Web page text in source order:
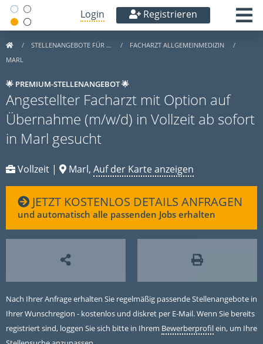
Login Registrieren
STELLENANGEBOTE FÜR …
FACHARZT ALLGEMEINMEDIZIN
MARL
🌟 PREMIUM-STELLENANGEBOT 🌟
Angestellter Facharzt mit Option auf
Übernahme (m/w/d) in Vollzeit ab sofort
in Marl gesucht
Vollzeit | Marl, Auf der Karte anzeigen
JETZT KOSTENLOS DETAILS ANFRAGEN
und automatisch alle passenden Jobs erhalten
Nach Ihrer Anfrage erhalten Sie regelmäßig passende Stellenangebote in
Ihrer Wunschregion - kostenlos und diskret per E-Mail. Wenn Sie bereits
registriert sind, loggen Sie sich bitte in Ihrem Bewerberprofilein, um Ihre